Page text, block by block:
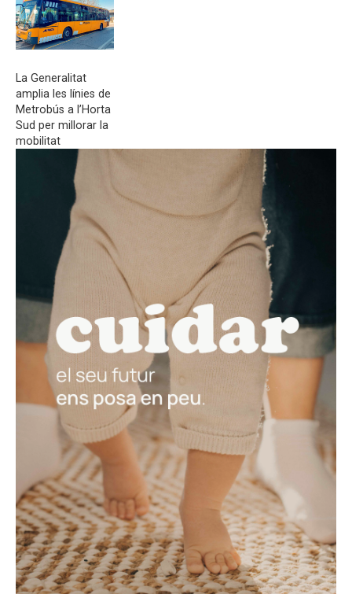
nadalenques
La Generalitat
amplia les línies de
Metrobús a l’Horta
Sud per millorar la
mobilitat